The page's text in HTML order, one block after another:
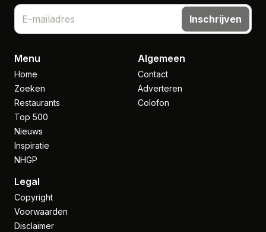
Inschrijven
Menu
Home
Zoeken
Restaurants
Top 500
Nieuws
Inspiratie
NHGP
Algemeen
Contact
Adverteren
Colofon
Legal
Copyright
Voorwaarden
Disclaimer